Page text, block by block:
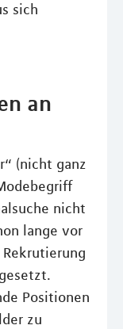
sich
an
(nicht ganz
nicht
lange vor
Positionen
zu